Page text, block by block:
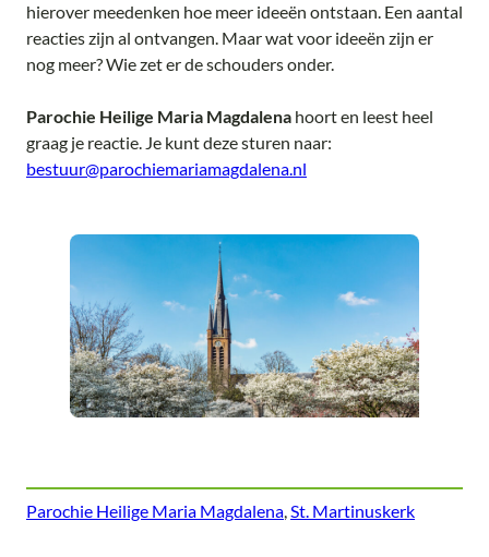
hierover meedenken hoe meer ideeën ontstaan. Een aantal
reacties zijn al ontvangen. Maar wat voor ideeën zijn er
nog meer? Wie zet er de schouders onder.
Parochie Heilige Maria Magdalena hoort en leest heel
graag je reactie. Je kunt deze sturen naar:
bestuur@parochiemariamagdalena.nl
Parochie Heilige Maria Magdalena, St. Martinuskerk